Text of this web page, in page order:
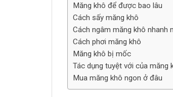
Măng khô để được bao lâu
Cách sấy măng khô
Cách ngâm măng khô nhanh
Cách phơi măng khô
Măng khô bị mốc
Tác dụng tuyệt với của măng
Mua măng khô ngon ở đâu